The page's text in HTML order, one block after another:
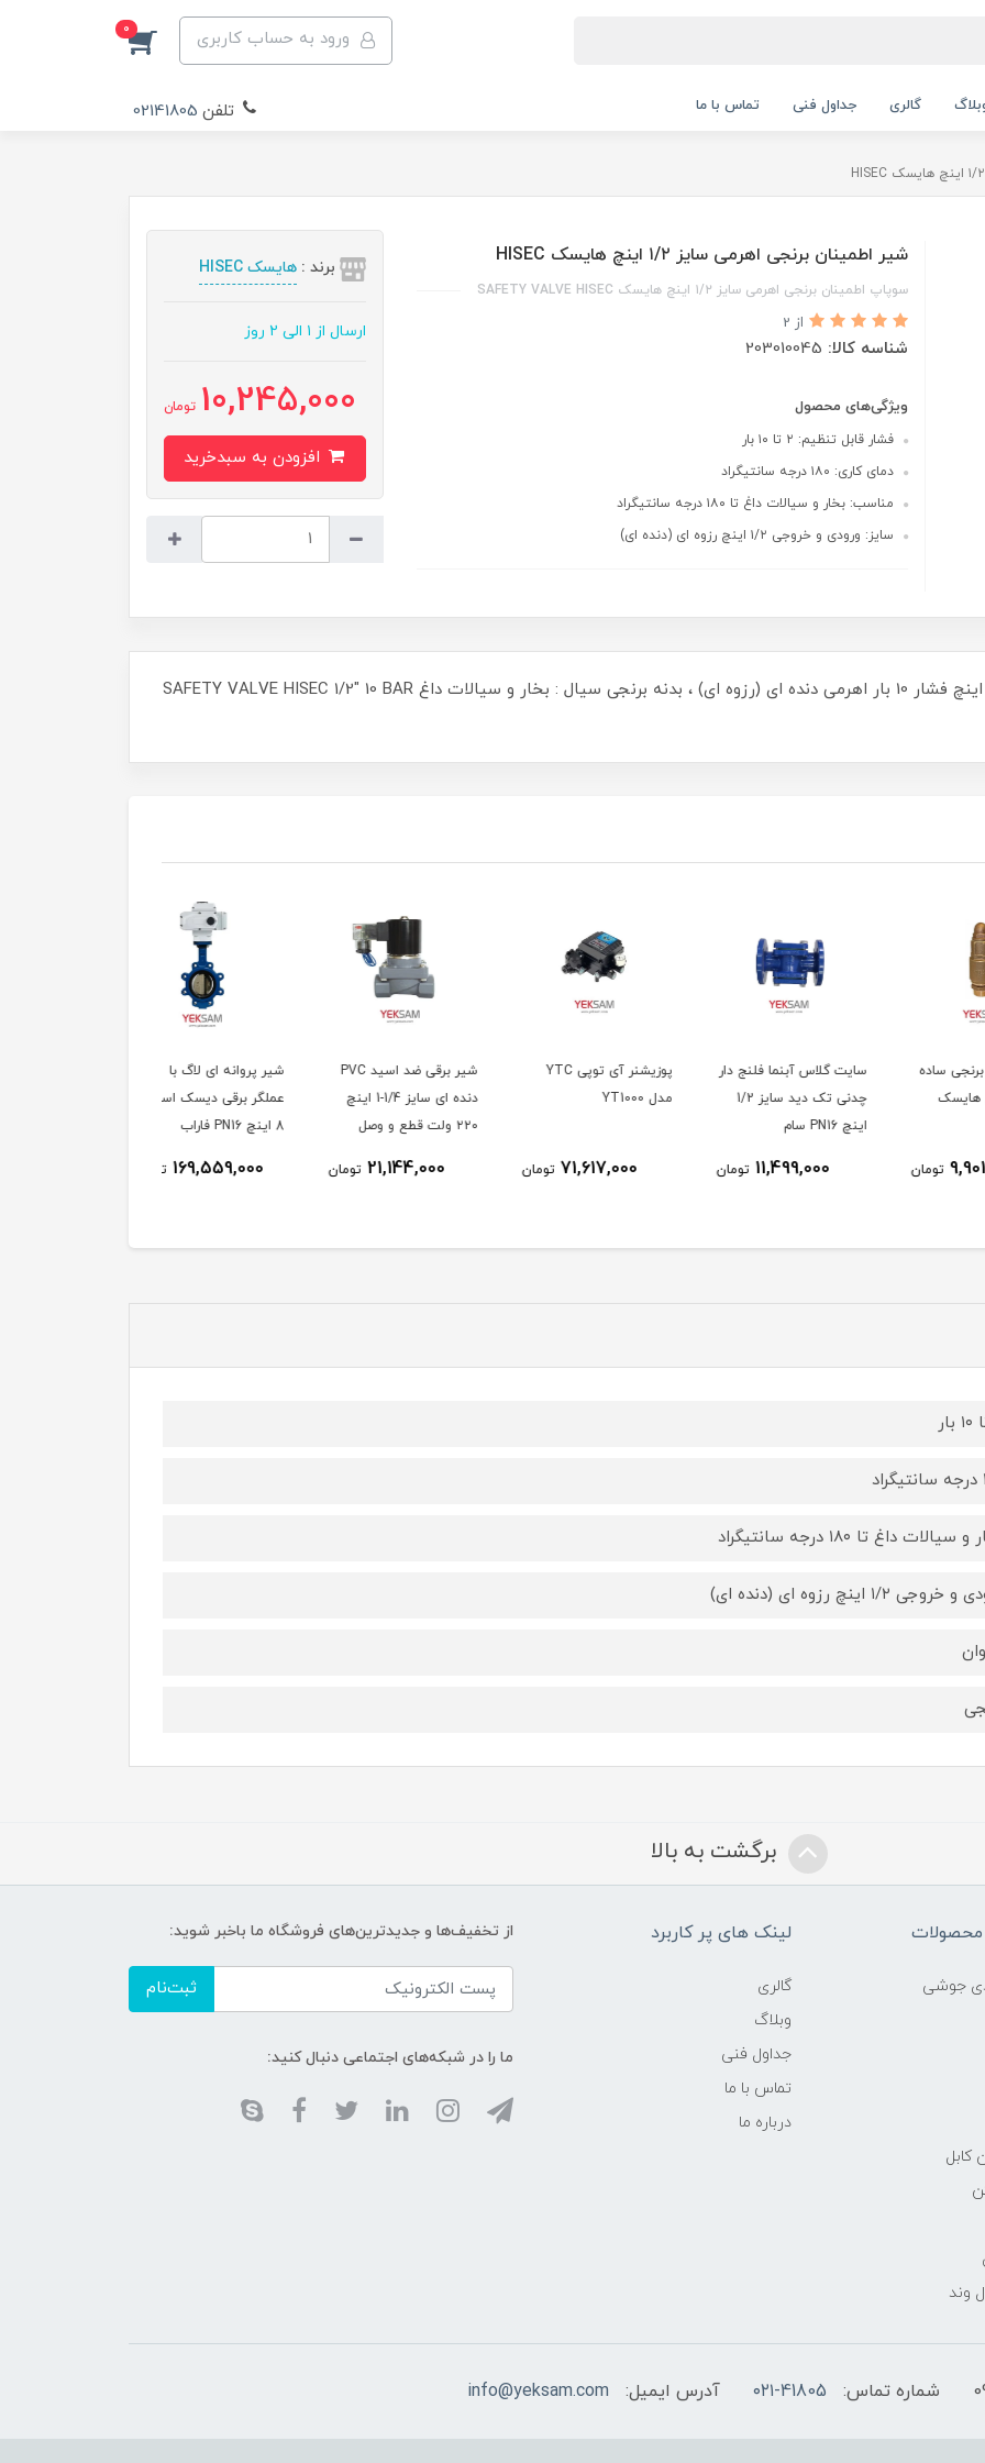
ورود به حساب کاربری 0
گالری جداول فنی تماس با ما تلفن 02141805
شیر اطمینان برنجی اهرمی سایز ۱/۲ اینچ هایسک HISEC
سوپاپ اطمینان برنجی اهرمی سایز ۱/۲ اینچ هایسک SAFETY VALVE HISEC
از 2
شناسه کالا: 203010045
ویژگی‌های محصول
فشار قابل تنظیم: ۲ تا ۱۰ بار
دمای کاری: ۱۸۰ درجه سانتیگراد
مناسب: بخار و سیالات داغ تا ۱۸۰ درجه سانتیگراد
سایز: ورودی و خروجی ۱/۲ اینچ رزوه ای (دنده ای)
برند : هایسک HISEC
ارسال از ۱ الی ۲ روز
10,245,000 تومان
شیر ایمنی برنجی هایسک (سفتی ولو) سایز 1/2 اینچ فشار 10 بار اهرمی دنده ای (رزوه ای) ، بدنه برنجی سیال : بخار و سیالات داغ SAFETY VALVE HISEC 1/2" 10 BAR
سایت گلاس آبنما فلنج دار
چدنی تک دید سایز 1/2
11,499,000 تومان
پوزیشنر آی توپی YTC
71,617,000 تومان
شیر برقی ضد اسید PVC
دنده ای سایز 1/4-1 اینچ
21,144,000 تومان
شیر پروانه ای لاگ با
عملگر برقی دیسک استیل
169,559,000 تومان
سیالات داغ تا ۱۸۰ درجه سانتیگراد
۱/۲ اینچ رزوه ای (دنده ای)
برگشت به بالا
جوشی
کابل
وند
لینک های پر کاربرد
گالری
وبلاگ
جداول فنی
تماس با ما
درباره ما
از تخفیف‌ها و جدیدترین‌های فروشگاه ما باخبر شوید:
ثبت‌نام
ما را در شبکه‌های اجتماعی دنبال کنید:
شماره تماس: ۰۲۱-41805 آدرس ایمیل: info@yeksam.com